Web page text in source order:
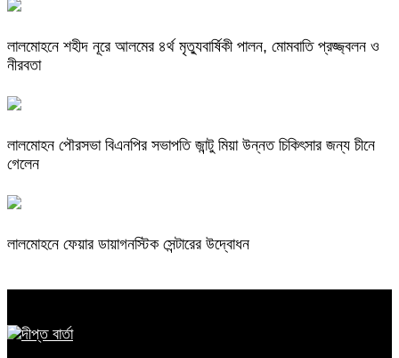
লালমোহনে শহীদ নূরে আলমের ৪র্থ মৃত্যুবার্ষিকী পালন, মোমবাতি প্রজ্জ্বলন ও
নীরবতা
লালমোহন পৌরসভা বিএনপির সভাপতি জান্টু মিয়া উন্নত চিকিৎসার জন্য চীনে
গেলেন
লালমোহনে ফেয়ার ডায়াগনস্টিক সেন্টারের উদ্বোধন